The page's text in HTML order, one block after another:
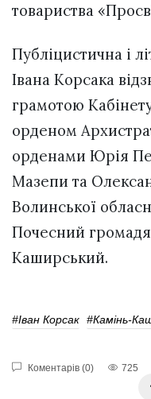
товариства
Публіцистична і
Івана Корсака
грамотою
орденом
орденами Юрія
Мазепи та
Волинської
Почесний
Каширський.
#Іван Корсак #Камінь-
Коментарів (0) 725